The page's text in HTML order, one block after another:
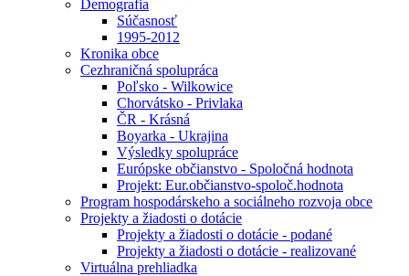
Demografia
Súčasnosť
1995-2012
Kronika obce
Cezhraničná spolupráca
Poľsko - Wilkowice
Chorvátsko - Privlaka
ČR - Krásná
Boyarka - Ukrajina
Výsledky spolupráce
Európske občianstvo - Spoločná hodnota
Projekt: Eur.občianstvo-spoloč.hodnota
Program hospodárskeho a sociálneho rozvoja obce
Projekty a žiadosti o dotácie
Projekty a žiadosti o dotácie - podané
Projekty a žiadosti o dotácie - realizované
Virtuálna prehliadka